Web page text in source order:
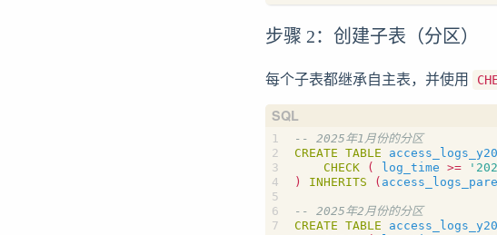
步骤 2：创建子表（分区）
每个子表都继承自主表，并使用
CREATE TABLE
CHECK
( log_time >=
)
INHERITS (
CREATE TABLE